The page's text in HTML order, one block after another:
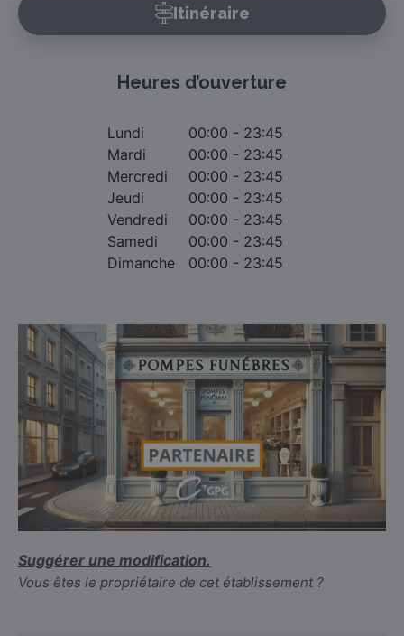
Itinéraire
Heures d’ouverture
Lundi
00:00 - 23:45
Mardi
00:00 - 23:45
Mercredi
00:00 - 23:45
Jeudi
00:00 - 23:45
Vendredi
00:00 - 23:45
Samedi
00:00 - 23:45
Dimanche
00:00 - 23:45
Suggérer une modification.
Vous êtes le propriétaire de cet établissement ?